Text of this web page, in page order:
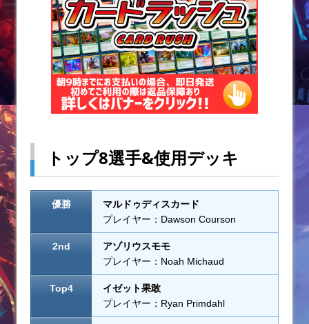
トップ8選手&使用デッキ
優勝
マルドゥディスカード
プレイヤー：Dawson Courson
2nd
アゾリウスモモ
プレイヤー：Noah Michaud
Top4
イゼット果敢
プレイヤー：Ryan Primdahl